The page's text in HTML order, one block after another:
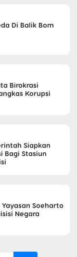
Di Balik Bom
Birokrasi
Korupsi
Siapkan
Bagi Stasiun
Yayasan Soeharto
Negara